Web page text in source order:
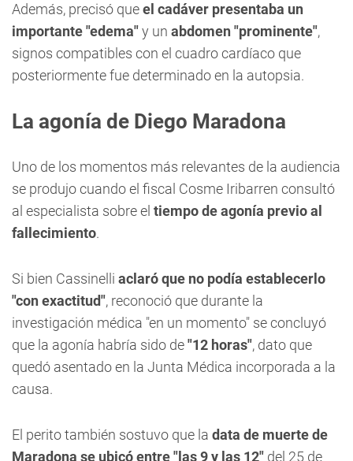
Además, precisó queel cadáver presentaba un
importante "edema"y un abdomen "prominente",
signos compatibles con el cuadro cardíaco que
posteriormente fue determinado en la autopsia.
La agonía de Diego Maradona
Uno de los momentos más relevantes de la audiencia
se produjo cuando el fiscal Cosme Iribarren consultó
al especialista sobre el tiempo de agonía previo al
fallecimiento.
Si bien Cassinelli aclaró que no podía establecerlo
"con exactitud", reconoció que durante la
investigación médica "en un momento" se concluyó
que la agonía habría sido de"12 horas", dato que
quedó asentado en la Junta Médica incorporada a la
causa.
El perito también sostuvo que la data de muerte de
Maradona se ubicó entre "las 9 y las 12" del 25 de